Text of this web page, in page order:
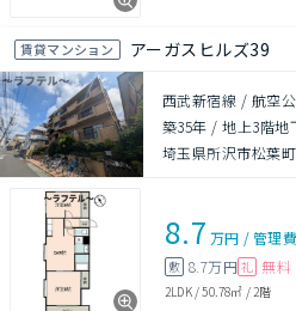
賃貸マンション アーガスヒルズ39
西武新宿線 / 航空
築35年 /地上3階地
埼玉県所沢市松葉町
8.7 万円 /管理費
敷 8.7万円 礼 無料
2LDK/50.78㎡ / 2階